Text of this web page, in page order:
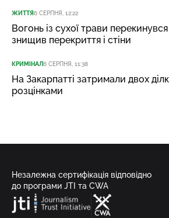
ЖИТТЯ6 СЕРПНЯ, 12:22
Вогонь із сухої трави
знищив перекриття і стіни
КРИМІНАЛ6 СЕРПНЯ, 11:38
На Закарпатті затримали двох
розцінками
Незалежна сертифікація відповідно
до програми JTI та CWA